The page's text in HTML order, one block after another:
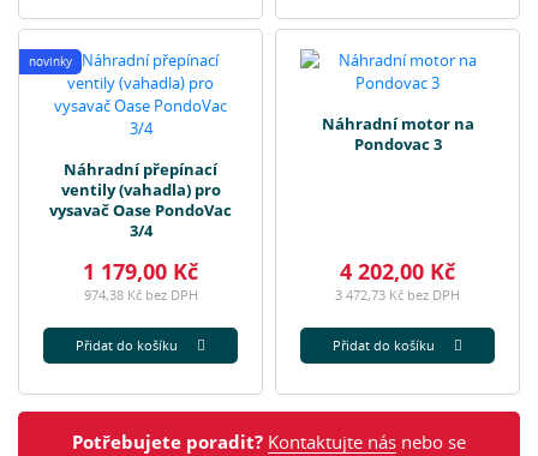
novinky
Náhradní přepínací
ventily (vahadla) pro
vysavač Oase PondoVac
3/4
1 179,00 Kč
974,38 Kč bez DPH
Přidat do košíku
Náhradní motor na
Pondovac 3
4 202,00 Kč
3 472,73 Kč bez DPH
Přidat do košíku
Potřebujete poradit? Kontaktujte nás nebo se